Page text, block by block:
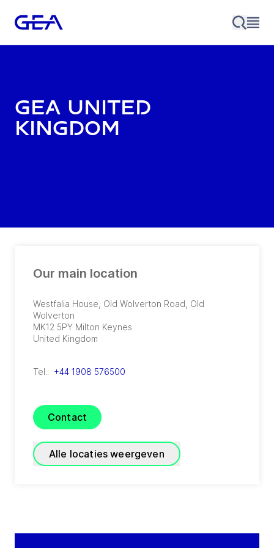
GEA United
Kingdom
Our main location
Westfalia House, Old Wolverton Road, Old
Wolverton
MK12 5PY Milton Keynes
United Kingdom
Tel.: +44 1908 576500
Contact
Alle locaties weergeven